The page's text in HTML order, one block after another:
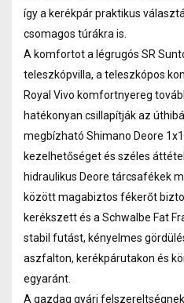
így a kerékpár praktikus
csomagos túrákra is.
A komfortot a légrugós SR
teleszkópvilla, a teleszkópos
Royal Vivo komfortnyereg
hatékonyan csillapítják az
megbízható Shimano Deore
kezelhetőséget és széles
hidraulikus Deore tárcsafékek
között magabiztos fékerőt
kerékszett és a Schwalbe Fat
stabil futást, kényelmes
aszfalton, kerékpárutakon és
egyaránt.
A gazdag gyári